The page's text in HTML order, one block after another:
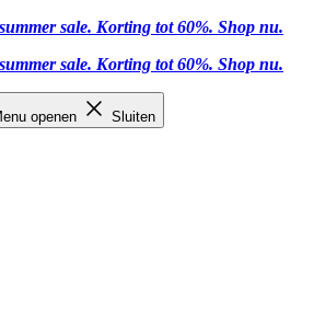
sale. Korting tot 60%. Shop nu.
sale. Korting tot 60%. Shop nu.
openen Sluiten